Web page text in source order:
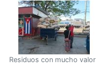
Residuos con mucho valor